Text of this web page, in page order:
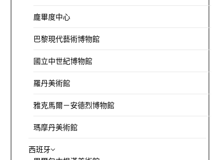
龐畢度中心
巴黎現代藝術博物館
國立中世紀博物館
羅丹美術館
雅克馬爾－安德烈博物館
瑪摩丹美術館
西班牙